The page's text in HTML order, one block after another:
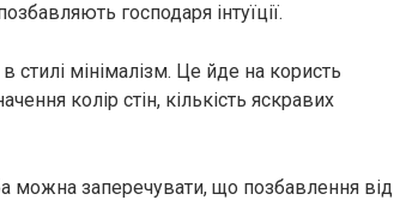
господаря інтуїції.
стилі мінімалізм. Це йде на користь
колір стін, кількість яскравих
можна заперечувати, що позбавлення від